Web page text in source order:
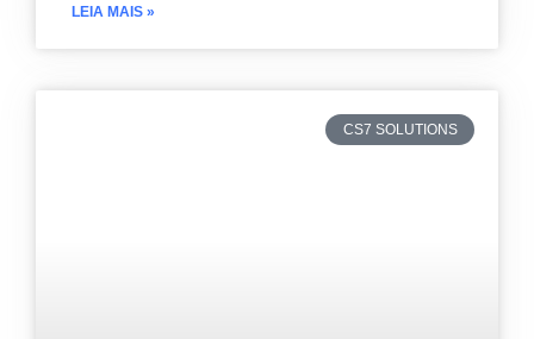
LEIA MAIS »
CS7 SOLUTIONS